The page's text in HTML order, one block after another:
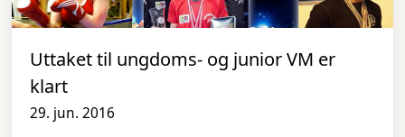
Uttaket til ungdoms- og junior VM er
klart
29. jun. 2016